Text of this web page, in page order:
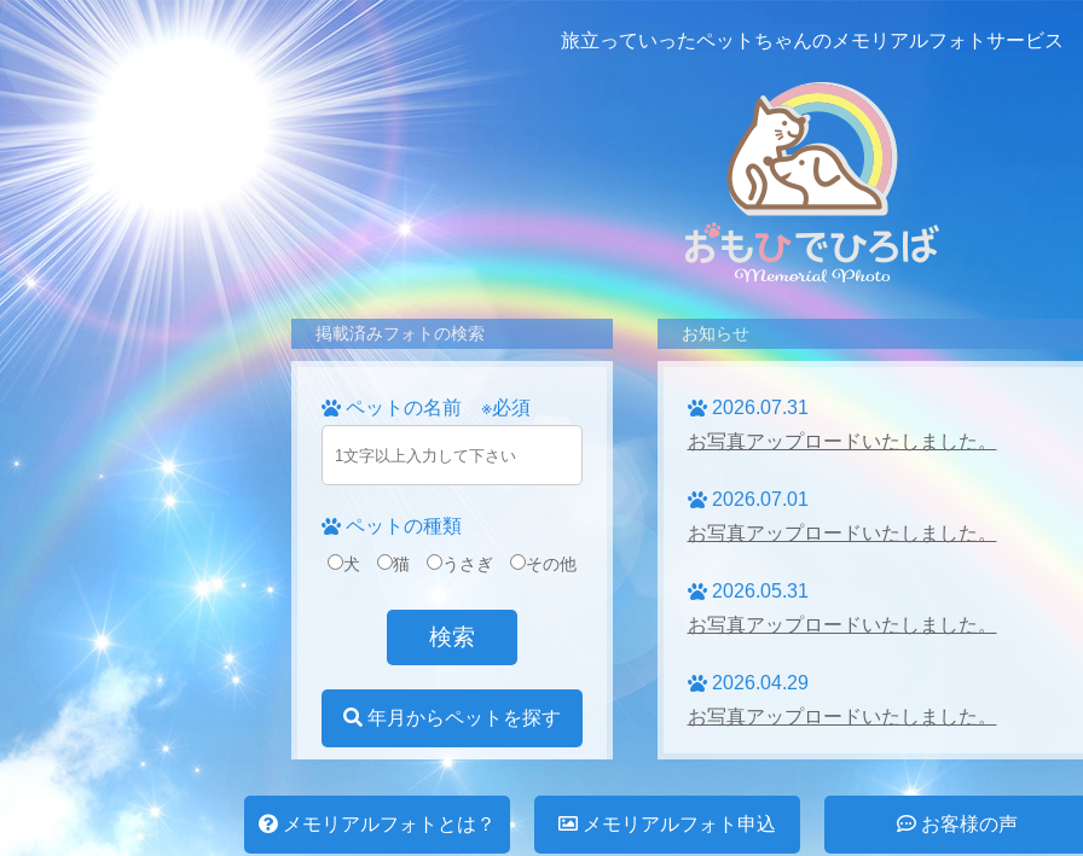
旅立っていったペットちゃんの メモリアルフォトサービス
掲載済みフォトの検索
ペットの名前 ※必須
ペットの種類
犬 猫 うさぎ その他
年月からペットを探す
お知らせ
2026.07.31
お写真アップロードいたしました。
2026.07.01
お写真アップロードいたしました。
2026.05.31
お写真アップロードいたしました。
2026.04.29
お写真アップロードいたしました。
メモリアルフォトとは？ メモリアルフォト申込 お客様の声